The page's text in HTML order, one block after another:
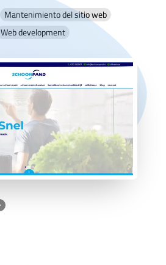
Mantenimiento del sitio web
Web development